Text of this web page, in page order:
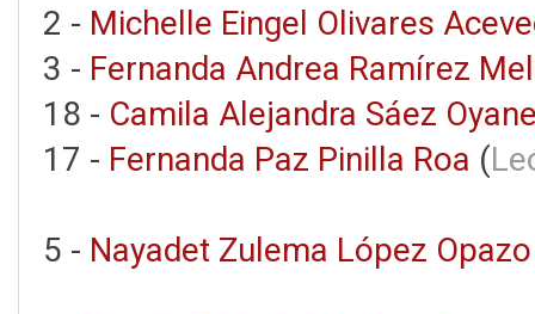
2 - Michelle Eingel Olivares
3 - Fernanda Andrea Ramírez
18 - Camila Alejandra Sáez
17 - Fernanda Paz Pinilla Roa (
5 - Nayadet Zulema López Opazo